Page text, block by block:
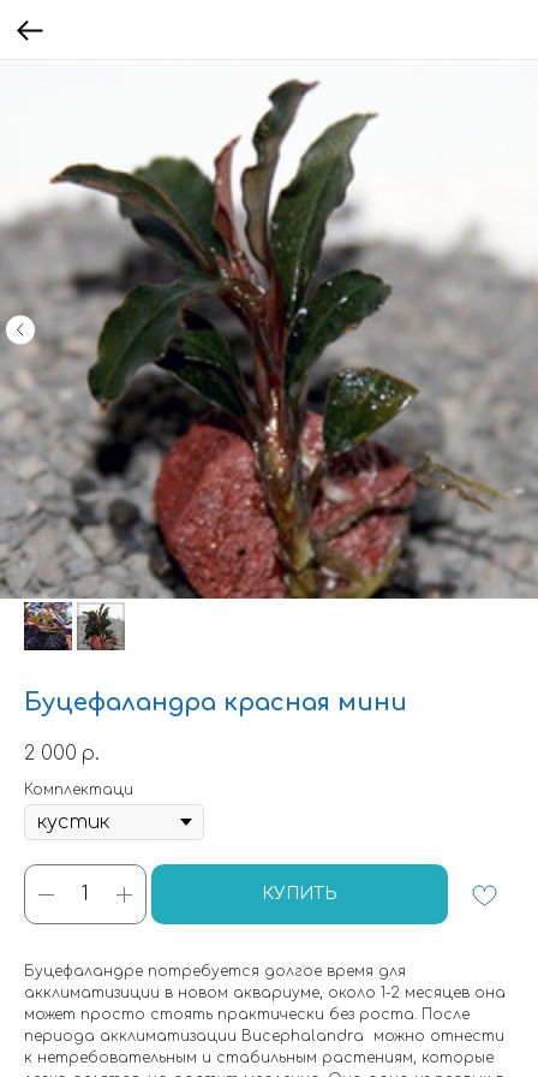
Буцефаландра красная мини
2 000 р.
Комплектаци
КУПИТЬ
Буцефаландре потребуется долгое время для
акклиматизиции в новом аквариуме, около 1-2 месяцев она
может просто стоять практически без роста. После
периода акклиматизации Bucephalandra можно отнести
к нетребовательным и стабильным растениям, которые